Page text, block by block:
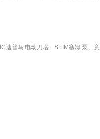
迪普马 电动刀塔、SEIM塞姆 泵、